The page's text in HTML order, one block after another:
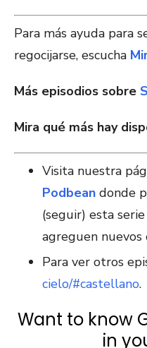
Para más ayuda para
regocijarse, escucha
Más episodios sobre
Mira qué más hay
Visita nuestra
Podbean donde
(seguir) esta
agreguen nuevos
Para ver otros
cielo/#castellano.
Want to know
in